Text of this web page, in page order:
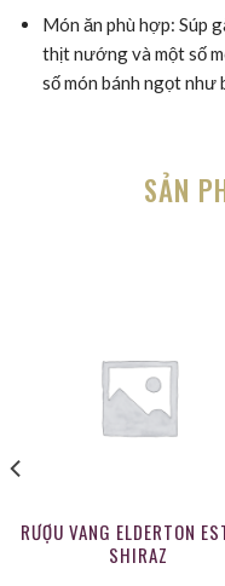
Món ăn phù hợp: Súp
thịt nướng và một số
số món bánh ngọt như
SẢN
RƯỢU VANG ELDERTON
SHIRAZ